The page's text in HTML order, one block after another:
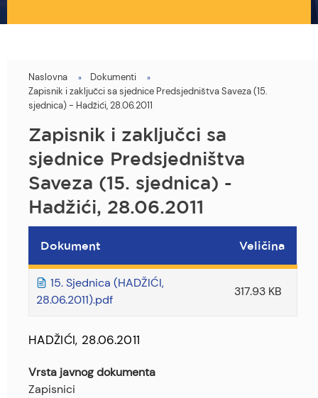
You
are
here
Naslovna
Dokumenti
Zapisnik i zaključci sa sjednice Predsjedništva Saveza (15.
sjednica) - Hadžići, 28.06.2011
Zapisnik i zaključci sa
sjednice Predsjedništva
Saveza (15. sjednica) -
Hadžići, 28.06.2011
Dokument Veličina
15. Sjednica (HADŽIĆI,
28.06.2011).pdf
317.93 KB
HADŽIĆI, 28.06.2011
Vrsta javnog dokumenta
Zapisnici